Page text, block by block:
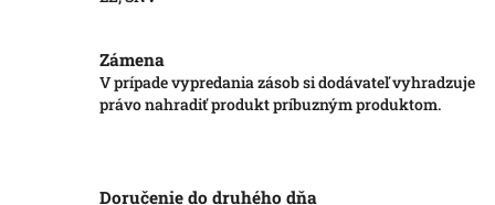
Zámena
V prípade vypredania zásob si dodávateľ vyhradzuje
právo nahradiť produkt príbuzným produktom.
Doručenie do druhého dňa